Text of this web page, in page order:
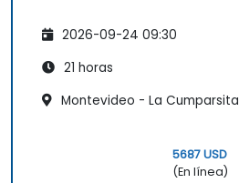
2026-09-24 09:30
21 horas
Montevideo - La Cumparsita
5687 USD
(En línea)